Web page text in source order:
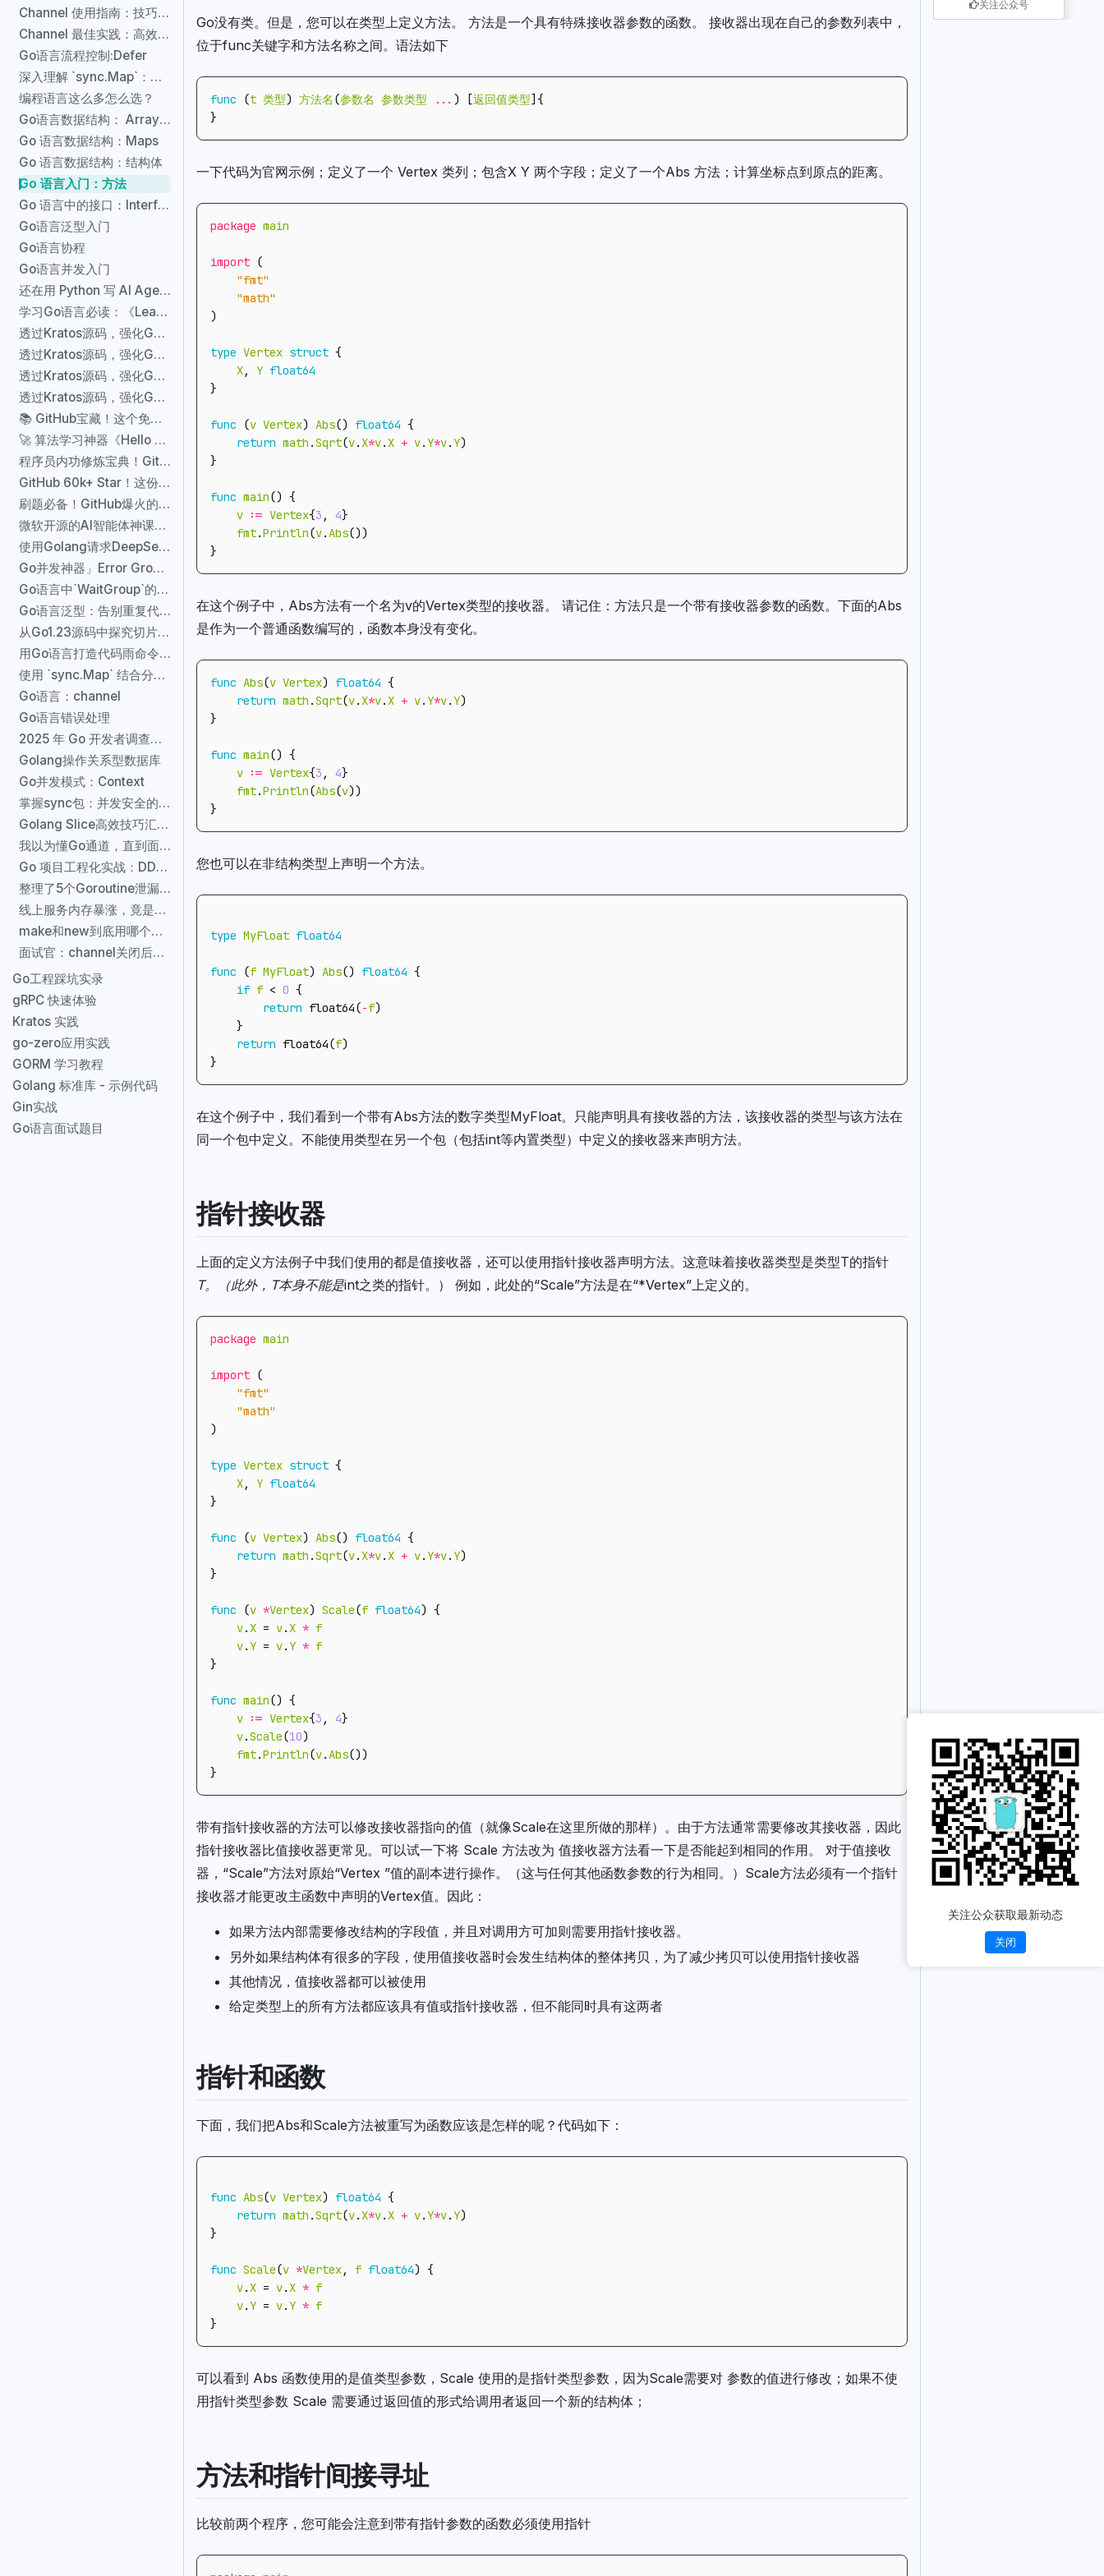
Channel 使用指南：技巧、示例与常见错误
Channel 最佳实践：高效、安全与可维护的并发编程
Go语言流程控制:Defer
深入理解 `sync.Map`：使用技巧、示例与实现机制
编程语言这么多怎么选？
Go语言数据结构： Array 和Slice
Go 语言数据结构：Maps
Go 语言数据结构：结构体
Go 语言入门：方法
Go 语言中的接口：Interface
Go语言泛型入门
Go语言协程
Go语言并发入门
还在用 Python 写 AI Agent？字节刚开源的 Eino 让 Go 程序员有了瑞士军刀
学习Go语言必读：《Learning Go》第二版，带你写出地道的Go代码！
透过Kratos源码，强化Go语言学习（一）_工程项目结构
透过Kratos源码，强化Go语言学习（三）_并发启动 & 优雅关闭
透过Kratos源码，强化Go语言学习（二）_函数式选项配置
透过Kratos源码，强化Go语言学习（四）：Config分层抽象与并发安全设计
📚 GitHub宝藏！这个免费Go语言书单库，让学习效率提升300%
🚀 算法学习神器《Hello 算法》深度推荐
程序员内功修炼宝典！GitHub爆火的CS-Base项目，从底层打通你的任督二脉
GitHub 60k+ Star！这份Go语言神级资源库，程序员省时利器
刷题必备！GitHub爆火的LeetCode开源题解库
微软开源的AI智能体神课！10天零基础逆袭，GitHub狂揽33k星！
使用Golang请求DeepSeek API接口的完整指南
Go并发神器」Error Group用法全解析！三步搞定协程错误管理🚀
Go语言中`WaitGroup`的介绍和使用示例
Go语言泛型：告别重复代码，解锁高效开发新姿势
从Go1.23源码中探究切片扩容到逻辑
用Go语言打造代码雨命令行工具
使用 `sync.Map` 结合分片技术进行优化
Go语言：channel
Go语言错误处理
2025 年 Go 开发者调查报告
Golang操作关系型数据库
Go并发模式：Context
掌握sync包：并发安全的Go语言秘籍
Golang Slice高效技巧汇总：新手必读！
我以为懂Go通道，直到面试官追问了第3层
Go 项目工程化实战：DDD vs Clean Architecture，到底选哪个？
整理了5个Goroutine泄漏的Code Review检查点
线上服务内存暴涨，竟是Goroutine泄漏：3个排查命令救了我
make和new到底用哪个？我用Benchmark测了100万次
面试官：channel关闭后还能读吗？我答完直接挂了
Go工程踩坑实录
gRPC 快速体验
Kratos 实践
go-zero应用实践
GORM 学习教程
Golang 标准库 - 示例代码
Gin实战
Go语言面试题目
关注公众号
Go没有类。但是，您可以在类型上定义方法。 方法是一个具有特殊接收器参数的函数。 接收器出现在自己的参数列表中，
位于func关键字和方法名称之间。语法如下
func (t 类型) 方法名 (参数名 参数类型 ... ) [返回值类型]{
}
一下代码为官网示例；定义了一个 Vertex 类列；包含X Y 两个字段；定义了一个Abs 方法；计算坐标点到原点的距离。
package main
import (
"fmt"
"math"
)
type Vertex struct {
X, Y float64
}
func (v Vertex) Abs() float64 {
return math .Sqrt(v.X*v.X + v. Y*v. Y)
}
func main() {
v := Vertex{3 , 4}
fmt.Println(v.Abs())
}
在这个例子中，Abs方法有一个名为v的Vertex类型的接收器。 请记住：方法只是一个带有接收器参数的函数。下面的Abs
是作为一个普通函数编写的，函数本身没有变化。
func Abs(v Vertex) float64 {
return math .Sqrt(v.X*v.X + v. Y*v. Y)
}
func main() {
v := Vertex{3 , 4}
fmt.Println(Abs(v))
}
您也可以在非结构类型上声明一个方法。
type MyFloat float64
func (f MyFloat) Abs() float64 {
if f < 0 {
return float64(-f)
}
return float64(f)
}
在这个例子中，我们看到一个带有Abs方法的数字类型MyFloat。只能声明具有接收器的方法，该接收器的类型与该方法在
同一个包中定义。不能使用类型在另一个包（包括int等内置类型）中定义的接收器来声明方法。
指针接收器
上面的定义方法例子中我们使用的都是值接收器，还可以使用指针接收器声明方法。这意味着接收器类型是类型T的指针
T。（此外，T本身不能是int之类的指针。） 例如，此处的“Scale”方法是在“*Vertex”上定义的。
package main
import (
"fmt"
"math"
)
type Vertex struct {
X, Y float64
}
func (v Vertex) Abs() float64 {
return math .Sqrt(v. X*v. X + v. Y*v. Y)
}
func (v *Vertex) Scale(f float64) {
v. X = v. X * f
v. Y = v. Y * f
}
func main() {
v := Vertex{3 , 4}
v.Scale(10)
fmt.Println(v. Abs())
}
带有指针接收器的方法可以修改接收器指向的值（就像Scale在这里所做的那样）。由于方法通常需要修改其接收器，因此
指针接收器比值接收器更常见。可以试一下将 Scale 方法改为 值接收器方法看一下是否能起到相同的作用。 对于值接收
器，“Scale”方法对原始“Vertex ”值的副本进行操作。（这与任何其他函数参数的行为相同。）Scale方法必须有一个指针
接收器才能更改主函数中声明的Vertex值。因此：
如果方法内部需要修改结构的字段值，并且对调用方可加则需要用指针接收器。
另外如果结构体有很多的字段，使用值接收器时会发生结构体的整体拷贝，为了减少拷贝可以使用指针接收器
其他情况，值接收器都可以被使用
给定类型上的所有方法都应该具有值或指针接收器，但不能同时具有这两者
指针和函数
下面，我们把Abs和Scale方法被重写为函数应该是怎样的呢？代码如下：
func Abs(v Vertex) float64 {
return math .Sqrt(v.X*v.X + v. Y*v. Y)
}
func Scale(v *Vertex, f float64) {
v.X = v.X * f
v. Y = v. Y * f
}
可以看到 Abs 函数使用的是值类型参数，Scale 使用的是指针类型参数，因为Scale需要对 参数的值进行修改；如果不使
用指针类型参数 Scale 需要通过返回值的形式给调用者返回一个新的结构体；
方法和指针间接寻址
比较前两个程序，您可能会注意到带有指针参数的函数必须使用指针
关注公众获取最新动态
关闭